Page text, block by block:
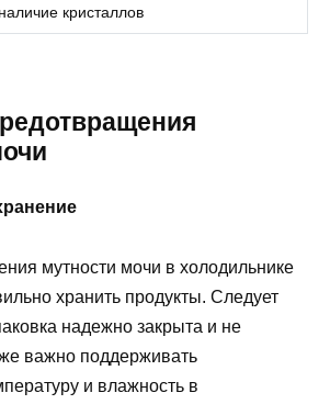
кристаллов
мутности мочи в холодильнике
хранить продукты. Следует
надежно закрыта и не
важно поддерживать
и влажность в